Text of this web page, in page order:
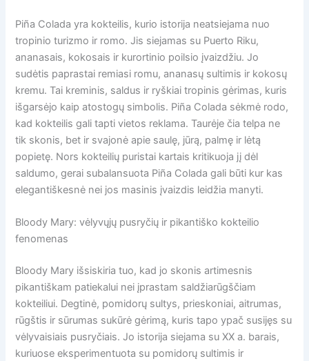
Piña Colada yra kokteilis, kurio istorija neatsiejama nuo
tropinio turizmo ir romo. Jis siejamas su Puerto Riku,
ananasais, kokosais ir kurortinio poilsio įvaizdžiu. Jo
sudėtis paprastai remiasi romu, ananasų sultimis ir kokosų
kremu. Tai kreminis, saldus ir ryškiai tropinis gėrimas, kuris
išgarsėjo kaip atostogų simbolis. Piña Colada sėkmė rodo,
kad kokteilis gali tapti vietos reklama. Taurėje čia telpa ne
tik skonis, bet ir svajonė apie saulę, jūrą, palmę ir lėtą
popietę. Nors kokteilių puristai kartais kritikuoja jį dėl
saldumo, gerai subalansuota Piña Colada gali būti kur kas
elegantiškesnė nei jos masinis įvaizdis leidžia manyti.
Bloody Mary: vėlyvųjų pusryčių ir pikantiško kokteilio
fenomenas
Bloody Mary išsiskiria tuo, kad jo skonis artimesnis
pikantiškam patiekalui nei įprastam saldžiarūgščiam
kokteiliui. Degtinė, pomidorų sultys, prieskoniai, aitrumas,
rūgštis ir sūrumas sukūrė gėrimą, kuris tapo ypač susijęs su
vėlyvaisiais pusryčiais. Jo istorija siejama su XX a. barais,
kuriuose eksperimentuota su pomidorų sultimis ir